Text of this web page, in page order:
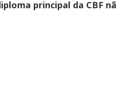
principal da CBF